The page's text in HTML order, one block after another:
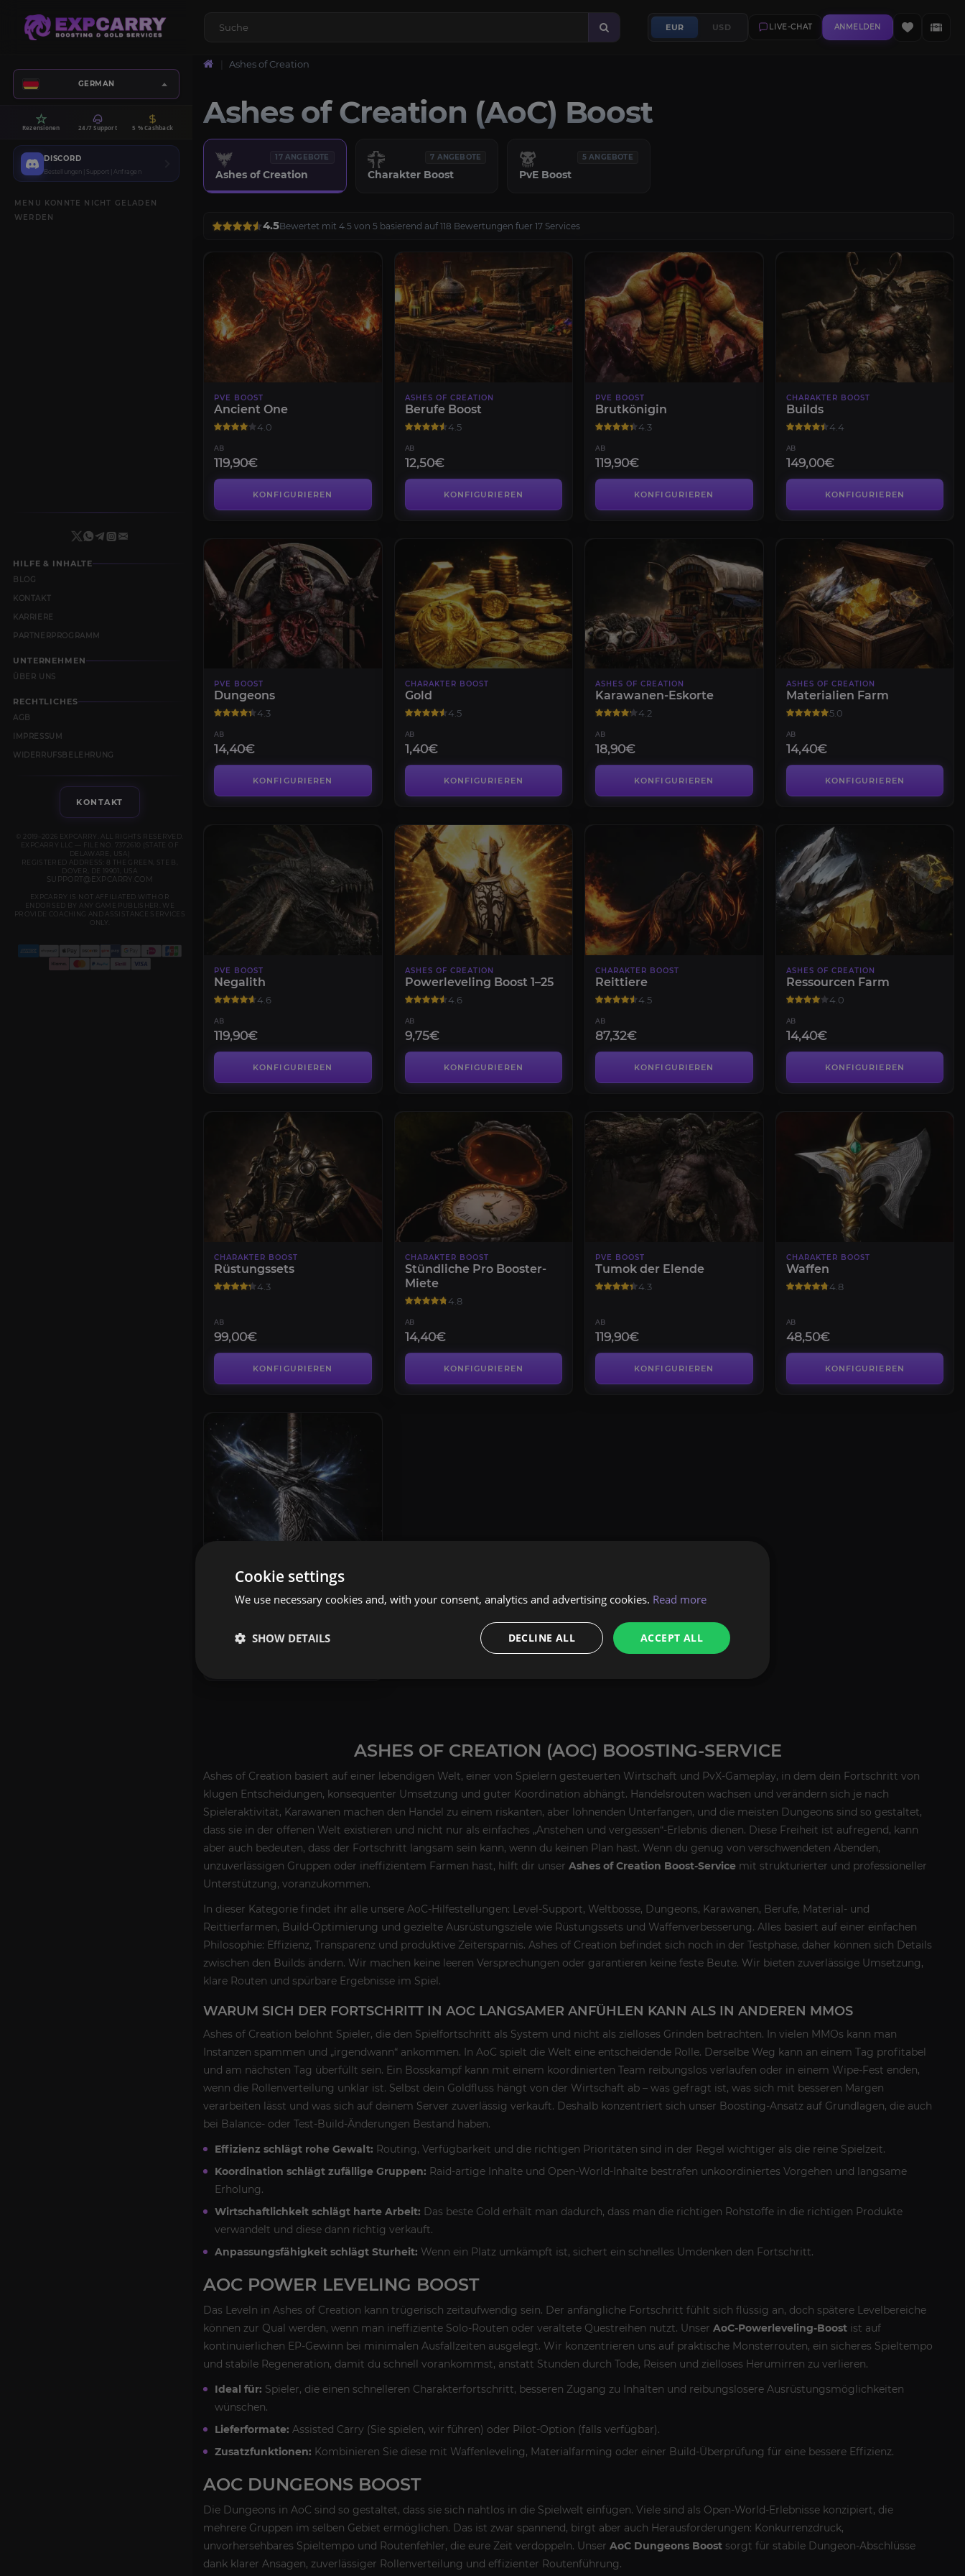
EUR USD LIVE-CHAT ANMELDEN
GERMAN
Rezensionen 24/7 Support 5 % Cashback
DISCORD
Bestellungen | Support | Anfragen
MENU KONNTE NICHT GELADEN
WERDEN
HILFE & INHALTE
BLOG
KONTAKT
KARRIERE
PARTNERPROGRAMM
UNTERNEHMEN
ÜBER UNS
RECHTLICHES
AGB
IMPRESSUM
WIDERRUFSBELEHRUNG
KONTAKT
© 2019–2026 EXPCARRY. ALL RIGHTS RESERVED.
EXPCARRY LLC — FILE NO. 7372610 (STATE OF
DELAWARE, USA)
REGISTERED ADDRESS: 8 THE GREEN, STE B,
DOVER, DE 19901, USA
SUPPORT@EXPCARRY.COM
EXPCARRY IS NOT AFFILIATED WITH OR
ENDORSED BY ANY GAME PUBLISHER. WE
PROVIDE COACHING AND ASSISTANCE SERVICES
ONLY.
Ashes of Creation
Ashes of Creation (AoC) Boost
17 ANGEBOTE
Ashes of Creation
7 ANGEBOTE
Charakter Boost
5 ANGEBOTE
PvE Boost
4.5Bewertet mit 4.5 von 5 basierend auf 118 Bewertungen fuer 17 Services
PVE BOOST
Ancient One
4.0
AB
119,90€
KONFIGURIEREN
ASHES OF CREATION
Berufe Boost
4.5
AB
12,50€
KONFIGURIEREN
PVE BOOST
Brutkönigin
4.3
AB
119,90€
KONFIGURIEREN
CHARAKTER BOOST
Builds
4.4
AB
149,00€
KONFIGURIEREN
PVE BOOST
Dungeons
4.3
AB
14,40€
KONFIGURIEREN
CHARAKTER BOOST
Gold
4.5
AB
1,40€
KONFIGURIEREN
ASHES OF CREATION
Karawanen-Eskorte
4.2
AB
18,90€
KONFIGURIEREN
ASHES OF CREATION
Materialien Farm
5.0
AB
14,40€
KONFIGURIEREN
PVE BOOST
Negalith
4.6
AB
119,90€
KONFIGURIEREN
ASHES OF CREATION
Powerleveling Boost 1–25
4.6
AB
9,75€
KONFIGURIEREN
CHARAKTER BOOST
Reittiere
4.5
AB
87,32€
KONFIGURIEREN
ASHES OF CREATION
Ressourcen Farm
4.0
AB
14,40€
KONFIGURIEREN
CHARAKTER BOOST
Rüstungssets
4.3
AB
99,00€
KONFIGURIEREN
CHARAKTER BOOST
Stündliche Pro Booster-
Miete
4.8
AB
14,40€
KONFIGURIEREN
PVE BOOST
Tumok der Elende
4.3
AB
119,90€
KONFIGURIEREN
CHARAKTER BOOST
Waffen
4.8
AB
48,50€
KONFIGURIEREN
Waffen-Leveln
ASHES OF CREATION (AOC) BOOSTING-SERVICE
Ashes of Creation basiert auf einer lebendigen Welt, einer von Spielern gesteuerten Wirtschaft und PvX-Gameplay, in dem dein Fortschritt von
klugen Entscheidungen, konsequenter Umsetzung und guter Koordination abhängt. Handelsrouten wachsen und verändern sich je nach
Spieleraktivität, Karawanen machen den Handel zu einem riskanten, aber lohnenden Unterfangen, und die meisten Dungeons sind so gestaltet,
dass sie in der offenen Welt existieren und nicht nur als einfaches „Anstehen und vergessen“-Erlebnis dienen. Diese Freiheit ist aufregend, kann
aber auch bedeuten, dass der Fortschritt langsam sein kann, wenn du keinen Plan hast. Wenn du genug von verschwendeten Abenden,
unzuverlässigen Gruppen oder ineffizientem Farmen hast, hilft dir unser Ashes of Creation Boost-Service mit strukturierter und professioneller
Unterstützung, voranzukommen.
In dieser Kategorie findet ihr alle unsere AoC-Hilfestellungen: Level-Support, Weltbosse, Dungeons, Karawanen, Berufe, Material- und
Reittierfarmen, Build-Optimierung und gezielte Ausrüstungsziele wie Rüstungssets und Waffenverbesserung. Alles basiert auf einer einfachen
Philosophie: Effizienz, Transparenz und produktive Zeitersparnis. Ashes of Creation befindet sich noch in der Testphase, daher können sich Details
zwischen den Builds ändern. Wir machen keine leeren Versprechungen oder garantieren keine feste Beute. Wir bieten zuverlässige Umsetzung,
klare Routen und spürbare Ergebnisse im Spiel.
WARUM SICH DER FORTSCHRITT IN AOC LANGSAMER ANFÜHLEN KANN ALS IN ANDEREN MMOS
Ashes of Creation belohnt Spieler, die den Spielfortschritt als System und nicht als zielloses Grinden betrachten. In vielen MMOs kann man
Instanzen spammen und „irgendwann“ ankommen. In AoC spielt die Welt eine entscheidende Rolle. Derselbe Weg kann an einem Tag profitabel
und am nächsten Tag überfüllt sein. Ein Bosskampf kann mit einem koordinierten Team reibungslos verlaufen oder in einem Wipe-Fest enden,
wenn die Rollenverteilung unklar ist. Selbst dein Goldfluss hängt von der Wirtschaft ab – was gefragt ist, was sich mit besseren Margen
verarbeiten lässt und was sich auf deinem Server zuverlässig verkauft. Deshalb konzentriert sich unser Boosting-Ansatz auf Grundlagen, die auch
bei Balance- oder Test-Build-Änderungen Bestand haben.
Effizienz schlägt rohe Gewalt: Routing, Verfügbarkeit und die richtigen Prioritäten sind in der Regel wichtiger als die reine Spielzeit.
Koordination schlägt zufällige Gruppen: Raid-artige Inhalte und Open-World-Inhalte bestrafen unkoordiniertes Vorgehen und langsame
Erholung.
Wirtschaftlichkeit schlägt harte Arbeit: Das beste Gold erhält man dadurch, dass man die richtigen Rohstoffe in die richtigen Produkte
verwandelt und diese dann richtig verkauft.
Anpassungsfähigkeit schlägt Sturheit: Wenn ein Platz umkämpft ist, sichert ein schnelles Umdenken den Fortschritt.
AOC POWER LEVELING BOOST
Das Leveln in Ashes of Creation kann trügerisch zeitaufwendig sein. Der anfängliche Fortschritt fühlt sich flüssig an, doch spätere Levelbereiche
können zur Qual werden, wenn man ineffiziente Solo-Routen oder veraltete Questreihen nutzt. Unser AoC-Powerleveling-Boost ist auf
kontinuierlichen EP-Gewinn bei minimalen Ausfallzeiten ausgelegt. Wir konzentrieren uns auf praktische Monsterrouten, ein sicheres Spieltempo
und stabile Regeneration, damit du schnell vorankommst, anstatt Stunden durch Tode, Reisen und zielloses Herumirren zu verlieren.
Ideal für: Spieler, die einen schnelleren Charakterfortschritt, besseren Zugang zu Inhalten und reibungslosere Ausrüstungsmöglichkeiten
wünschen.
Lieferformate: Assisted Carry (Sie spielen, wir führen) oder Pilot-Option (falls verfügbar).
Zusatzfunktionen: Kombinieren Sie diese mit Waffenleveling, Materialfarming oder einer Build-Überprüfung für eine bessere Effizienz.
AOC DUNGEONS BOOST
Die Dungeons in AoC sind so gestaltet, dass sie sich nahtlos in die Spielwelt einfügen. Viele sind als Open-World-Erlebnisse konzipiert, die
mehrere Gruppen im selben Gebiet ermöglichen. Das ist zwar spannend, birgt aber auch Herausforderungen: Konkurrenzdruck,
unvorhersehbares Spieltempo und Routenfehler, die eure Zeit verdoppeln. Unser AoC Dungeons Boost sorgt für stabile Dungeon-Abschlüsse
dank klarer Ansagen, zuverlässiger Rollenverteilung und effizienter Routenführung.
Cookie settings
We use necessary cookies and, with your consent, analytics and advertising cookies. Read more
ACCEPT ALL
DECLINE ALL
SHOW DETAILS